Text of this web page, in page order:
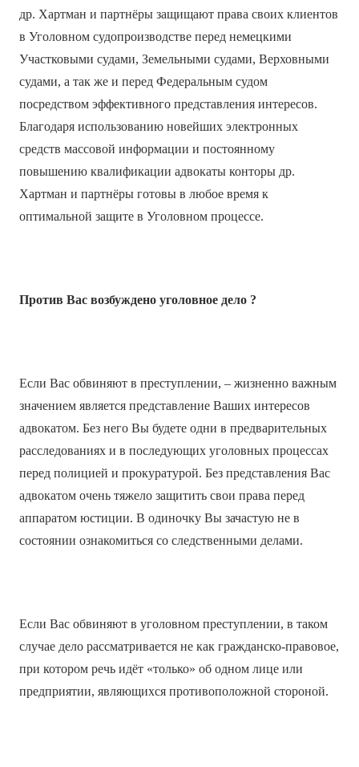
др. Хартман и партнёры защищают права своих клиентов
в Уголовном судопроизводстве перед немецкими
Участковыми судами, Земельными судами, Верховными
судами, а так же и перед Федеральным судом
посредством эффективного представления интересов.
Благодаря использованию новейших электронных
средств массовой информации и постоянному
повышению квалификации адвокаты конторы др.
Хартман и партнёры готовы в любое время к
оптимальной защите в Уголовном процессе.
Против Вас возбуждено уголовное дело ?
Если Вас обвиняют в преступлении, – жизненно важным
значением является представление Ваших интересов
адвокатом. Без него Вы будете одни в предварительных
расследованиях и в последующих уголовных процессах
перед полицией и прокуратурой. Без представления Вас
адвокатом очень тяжело защитить свои права перед
аппаратом юстиции. В одиночку Вы зачастую не в
состоянии ознакомиться со следственными делами.
Если Вас обвиняют в уголовном преступлении, в таком
случае дело рассматривается не как гражданско-правовое,
при котором речь идёт «только» об одном лице или
предприятии, являющихся противоположной стороной.